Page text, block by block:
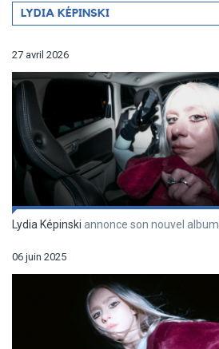
Filtrer
par
LYDIA KÉPINSKI
27 avril 2026
Lydia Képinski annonce son nouvel album
06 juin 2025